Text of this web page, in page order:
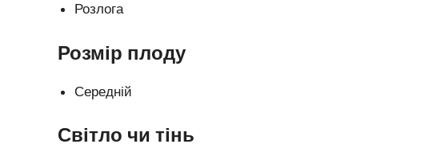
Розлога
Розмір плоду
Середній
Світло чи тінь